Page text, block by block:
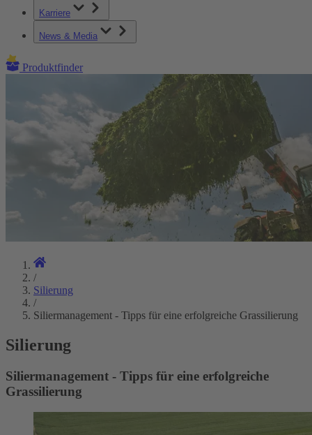
Karriere
News & Media
Produktfinder
/
Silierung
/
Siliermanagement - Tipps für eine erfolgreiche Grassilierung
Silierung
Siliermanagement - Tipps für eine erfolgreiche
Grassilierung